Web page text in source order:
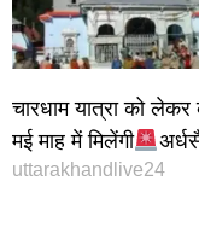
चारधाम यात्रा को
मई माह में मिलेंगी
uttarakhandlive24